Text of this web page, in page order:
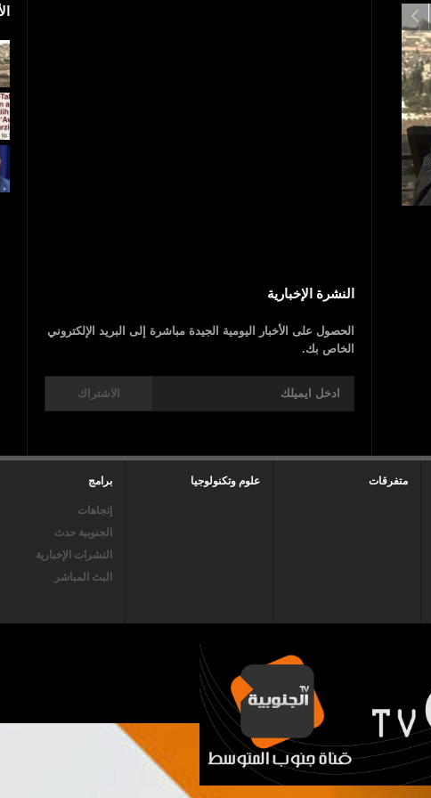
اليمن..مقتل
النشرة الإخبارية
الحصول على الأخبار اليومية الجيدة مباشرة إلى البريد الإلكتروني
الخاص بك.
الاشتراك
متفرقات علوم وتكنولوجيا برامج
إتجاهات
الجنوبية حدث
النشرات الإخبارية
البث المباشر